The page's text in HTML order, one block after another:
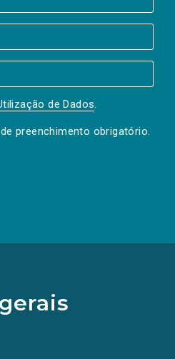
de Dados.
preenchimento obrigatório.